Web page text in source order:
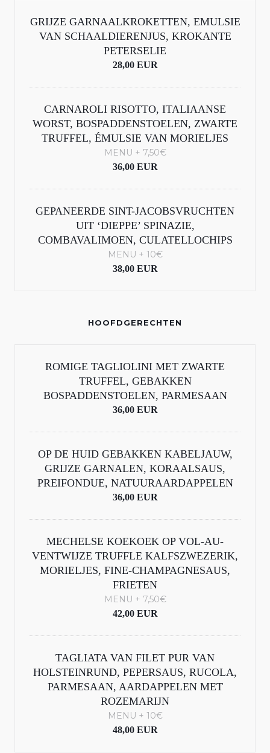
GRIJZE GARNAALKROKETTEN, EMULSIE
VAN SCHAALDIERENJUS, KROKANTE
PETERSELIE
28,00 EUR
CARNAROLI RISOTTO, ITALIAANSE
WORST, BOSPADDENSTOELEN, ZWARTE
TRUFFEL, ÉMULSIE VAN MORIELJES
MENU + 7,50€
36,00 EUR
GEPANEERDE SINT-JACOBSVRUCHTEN
UIT ‘DIEPPE’ SPINAZIE,
COMBAVALIMOEN, CULATELLOCHIPS
MENU + 10€
38,00 EUR
HOOFDGERECHTEN
ROMIGE TAGLIOLINI MET ZWARTE
TRUFFEL, GEBAKKEN
BOSPADDENSTOELEN, PARMESAAN
36,00 EUR
OP DE HUID GEBAKKEN KABELJAUW,
GRIJZE GARNALEN, KORAALSAUS,
PREIFONDUE, NATUURAARDAPPELEN
36,00 EUR
MECHELSE KOEKOEK OP VOL-AU-
VENTWIJZE TRUFFLE KALFSZWEZERIK,
MORIELJES, FINE-CHAMPAGNESAUS,
FRIETEN
MENU + 7,50€
42,00 EUR
TAGLIATA VAN FILET PUR VAN
HOLSTEINRUND, PEPERSAUS, RUCOLA,
PARMESAAN, AARDAPPELEN MET
ROZEMARIJN
MENU + 10€
48,00 EUR